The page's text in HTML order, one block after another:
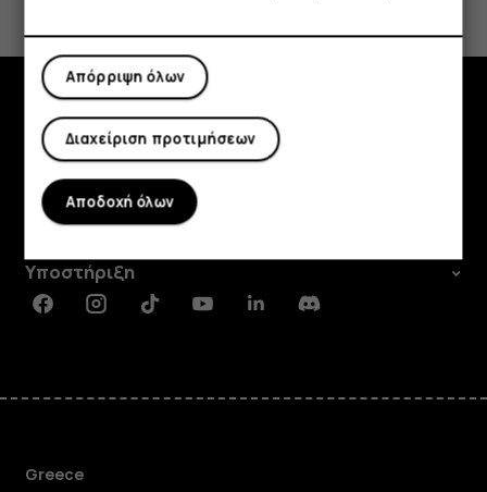
Ναι Όχι
Εξερευνήστε
Πληροφορίες
Planet and people
Υποστήριξη
FacebookInstagramTiktokYoutubeLinkedinDiscord
Greece
Απόρριψη όλων
Διαχείριση προτιμήσεων
Αποδοχή όλων